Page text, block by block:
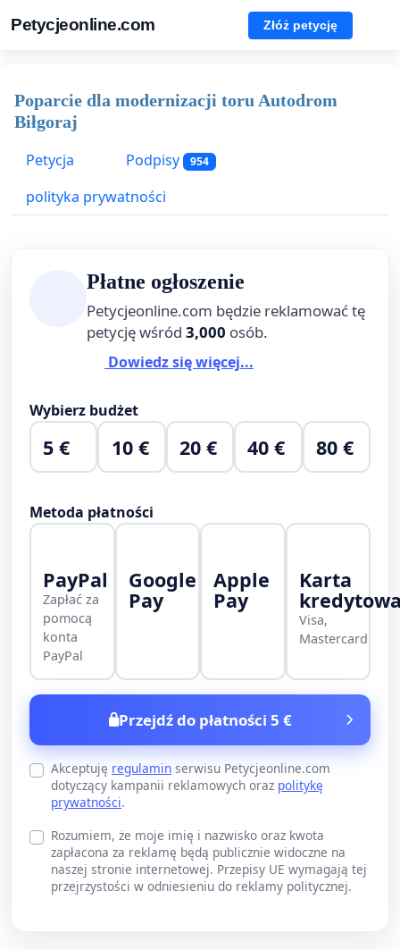
Petycjeonline.com Złóż petycję
Poparcie dla modernizacji toru Autodrom
Biłgoraj
Petycja
Podpisy 954
polityka prywatności
Płatne ogłoszenie
Petycjeonline.com będzie reklamować tę
petycję wśród 3,000 osób.
Dowiedz się więcej...
Wybierz budżet
5 € 10 € 20 € 40 € 80 €
Metoda płatności
PayPal
Zapłać za
pomocą
konta
PayPal
Google
Pay
Apple
Pay
Karta
Visa,
Mastercard
Przejdź do płatności 5 €
Akceptuję regulamin serwisu Petycjeonline.com
dotyczący kampanii reklamowych oraz politykę
prywatności.
Rozumiem, że moje imię i nazwisko oraz kwota
zapłacona za reklamę będą publicznie widoczne na
naszej stronie internetowej. Przepisy UE wymagają tej
przejrzystości w odniesieniu do reklamy politycznej.